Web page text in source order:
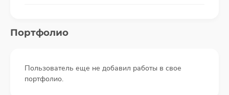
Портфолио
Пользователь еще не добавил работы в свое
портфолио.